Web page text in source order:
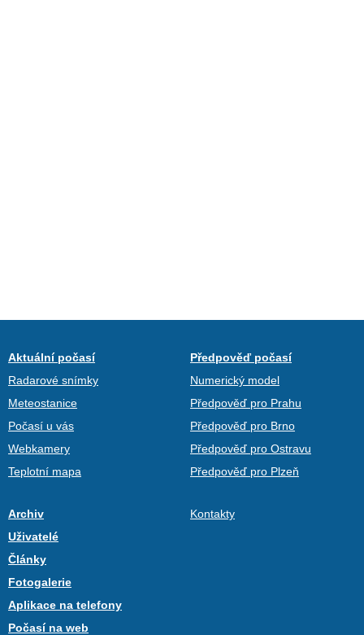
Aktuální počasí
Radarové snímky
Meteostanice
Počasí u vás
Webkamery
Teplotní mapa
Předpověď počasí
Numerický model
Předpověď pro Prahu
Předpověď pro Brno
Předpověď pro Ostravu
Předpověď pro Plzeň
Archiv
Uživatelé
Články
Fotogalerie
Aplikace na telefony
Počasí na web
Kontakty